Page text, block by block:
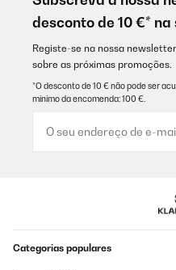
desconto de 10 €*
Registe-se na nossa
sobre as próximas promoções.
*O desconto de 10 € não pode ser
mínimo da encomenda: 100 €.
Categorias populares